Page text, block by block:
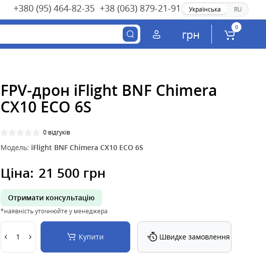
Українська RU
+380 (95) 464-82-35 +38 (063) 879-21-91
грн 0
FPV-дрон iFlight BNF Chimera
CX10 ECO 6S
0 відгуків
Модель: iFlight BNF Chimera CX10 ECO 6S
Ціна: 21 500 грн
Отримати консультацію
*наявність уточнюйте у менеджера
Купити Швидке замовлення